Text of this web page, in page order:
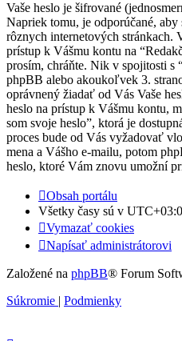
Vaše heslo je šifrované
Napriek tomu, je odporúčané,
rôznych internetových stránkach.
prístup k Vášmu kontu na
prosím, chráňte. Nik v spojitosti s
phpBB alebo akoukoľvek 3.
oprávnený žiadať od Vás Vaše
heslo na prístup k Vášmu kontu,
som svoje heslo”, ktorá je
proces bude od Vás vyžadovať
mena a Vášho e-mailu, potom
heslo, ktoré Vám znovu umožní
Obsah portálu
Všetky časy sú v
Vymazať cookies
Napísať administrátorovi
Založené na phpBB® Forum
Súkromie | Podmienky